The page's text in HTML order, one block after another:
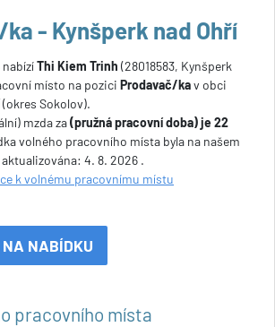
- Kynšperk nad Ohří
Thi Kiem Trinh (28018583, Kynšperk
místo na pozici Prodavač/kav obci
(okres Sokolov).
mzda za(pružná pracovní doba) je 22
volného pracovního místa byla na našem
4. 8. 2026 .
k volnému pracovnímu místu
NA NABÍDKU
pracovního místa